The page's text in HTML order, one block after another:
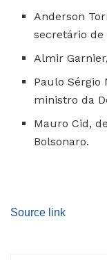
Anderson
secretário de
Almir
Paulo Sérgio
ministro da
Mauro Cid,
Bolsonaro.
Source link